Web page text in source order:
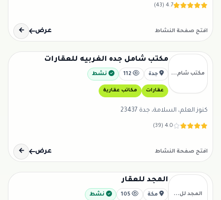
4.7 (43)
افتح صفحة النشاط عرض ←
مكتب شام...
مكتب شامل جده الغربيه للعقارات
جدة نشط
عقارات مكاتب عقارية
كنوز العلم، السلامة، جدة 23437
4.0 (39)
افتح صفحة النشاط عرض ←
المجد لل...
المجد للعقار
مكة نشط